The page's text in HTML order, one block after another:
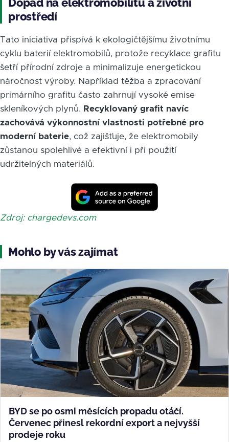
prostředí
Tato iniciativa přispívá k ekologičtějšímu životnímu
cyklu baterií elektromobilů, protože recyklace grafitu
šetří přírodní zdroje a minimalizuje energetickou
náročnost výroby. Například těžba a zpracování
primárního grafitu často zahrnují vysoké emise
skleníkových plynů. Recyklovaný grafit navíc
zachovává výkonnostní vlastnosti potřebné pro
moderní baterie, což zajišťuje, že elektromobily
zůstanou spolehlivé a efektivní i při použití
udržitelných materiálů.
Zdroj: chargedevs.com
Mohlo by vás zajímat
BYD se po osmi měsících propadu otáčí.
Červenec přinesl rekordní export a nejvyšší
prodeje roku